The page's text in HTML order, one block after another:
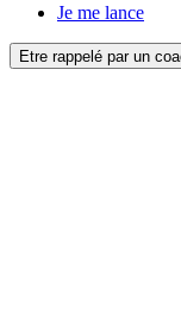
Je me lance
Etre rappelé par un